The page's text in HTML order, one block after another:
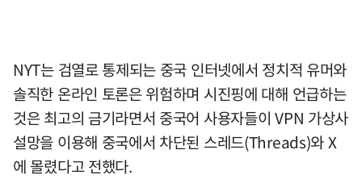
NYT는 검열로 통제되는 중국 인터넷에서 정치적 유머와
솔직한 온라인 토론은 위험하며 시진핑에 대해 언급하는
것은 최고의 금기라면서 중국어 사용자들이 VPN 가상사
설망을 이용해 중국에서 차단된 스레드(Threads)와 X
에 몰렸다고 전했다.